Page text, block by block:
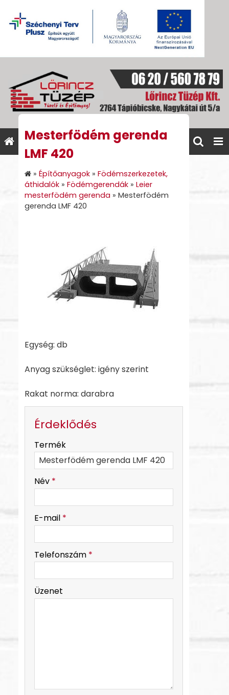
Mesterfödém gerenda
LMF 420
» Építőanyagok » Födémszerkezetek,
áthidalók » Födémgerendák » Leier
mesterfödém gerenda » Mesterfödém
gerenda LMF 420
Egység: db
Anyag szükséglet: igény szerint
Rakat norma: darabra
Érdeklődés
-
Termék
Név *
E-mail *
Telefonszám *
Üzenet